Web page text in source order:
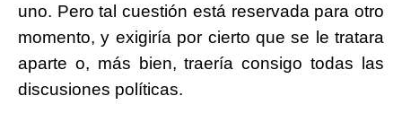
uno. Pero tal cuestión está reservada para otro
momento, y exigiría por cierto que se le tratara
aparte o, más bien, traería consigo todas las
discusiones políticas.